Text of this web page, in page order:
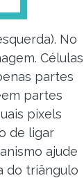
No
Células
partes
partes
pixels
de ligar
ajude
do triângulo